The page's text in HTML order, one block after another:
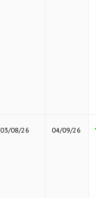
03/08/26 04/09/26